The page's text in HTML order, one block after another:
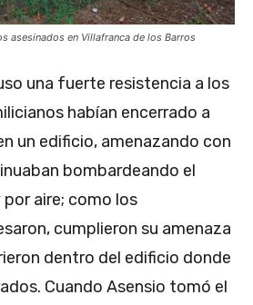
asesinados en Villafranca de los Barros
una fuerte resistencia a los
habían encerrado a
un edificio, amenazando con
bombardeando el
aire; como los
cumplieron su amenaza
dentro del edificio donde
Cuando Asensio tomó el